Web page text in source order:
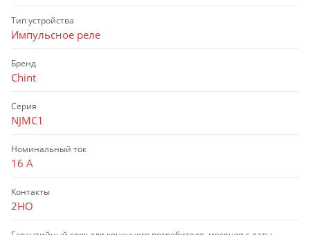
Тип устройства
Импульсное реле
Бренд
Chint
Серия
NJMC1
Номинальный ток
16 А
Контакты
2НО